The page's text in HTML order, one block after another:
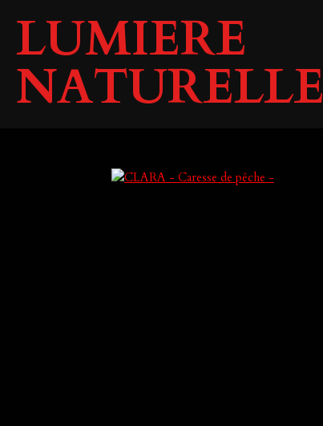
contenu
principal
LUMIERE
NATURELLE